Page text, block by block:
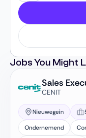
Jobs You Might
Sales
CENIT
Nieuwegein
Ondernemend